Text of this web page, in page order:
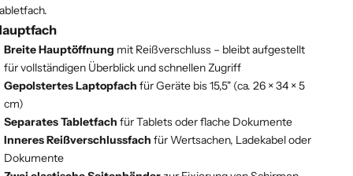
Breite Hauptöffnung mit Reißverschluss – bleibt aufgestellt
für vollständigen Überblick und schnellen Zugriff
Gepolstertes Laptopfach für Geräte bis 15,5" (ca. 26 × 34 × 5
cm)
Separates Tabletfach für Tablets oder flache Dokumente
Inneres Reißverschlussfach für Wertsachen, Ladekabel oder
Dokumente